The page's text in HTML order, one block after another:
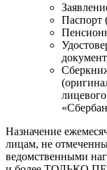
Паспорт
Назначение
лицам, не
ведомственными